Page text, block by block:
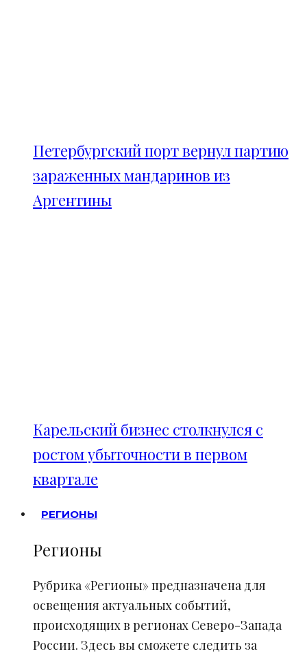
Петербургский порт вернул партию
зараженных мандаринов из
Аргентины
Карельский бизнес столкнулся с
ростом убыточности в первом
квартале
РЕГИОНЫ
Регионы
Рубрика «Регионы» предназначена для
освещения актуальных событий,
происходящих в регионах Северо-Запада
России. Здесь вы сможете следить за